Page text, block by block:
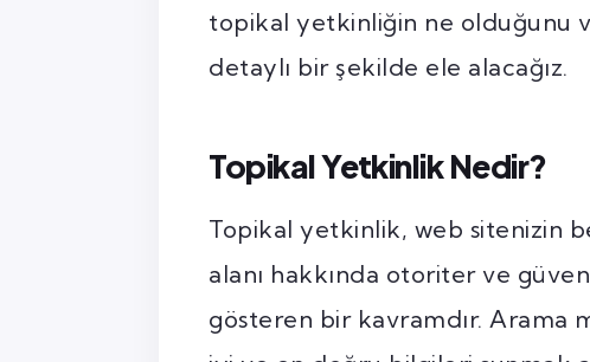
topikal yetkinliğin ne olduğunu
detaylı bir şekilde ele alacağız.
Topikal Yetkinlik Nedir?
Topikal yetkinlik, web sitenizin
alanı hakkında otoriter ve
gösteren bir kavramdır. Arama